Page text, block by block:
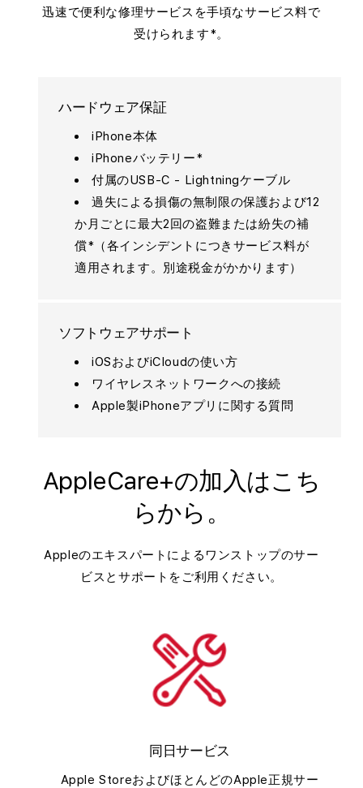
迅速で便利な修理サービスを手頃なサービス料で
受けられます*。
ハードウェア保証
iPhone本体
iPhoneバッテリー*
付属のUSB-C - Lightningケーブル
過失による損傷の無制限の保護および12
か月ごとに最大2回の盗難または紛失の補
償*（各インシデントにつきサービス料が
適用されます。別途税金がかかります）
ソフトウェアサポート
iOSおよびiCloudの使い方
ワイヤレスネットワークへの接続
Apple製iPhoneアプリに関する質問
AppleCare+の加入はこち
らから。
Appleのエキスパートによるワンストップのサー
ビスとサポートをご利用ください。
同日サービス
Apple StoreおよびほとんどのApple正規サー